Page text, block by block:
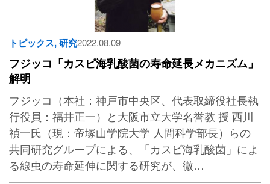
トピックス,研究2022.08.09
フジッコ「カスピ海乳酸菌の寿命延長メカニズム」
解明
フジッコ（本社：神戸市中央区、代表取締役社長執
行役員：福井正一）と大阪市立大学名誉教 授 西川
禎一氏（現：帝塚山学院大学 人間科学部長）らの
共同研究グループによる、「カスピ海乳酸菌」によ
る線虫の寿命延伸に関する研究が、微…